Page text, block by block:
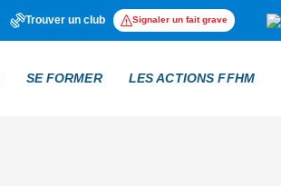
Trouver un club Signaler un fait grave
SE FORMER LES ACTIONS FFHM